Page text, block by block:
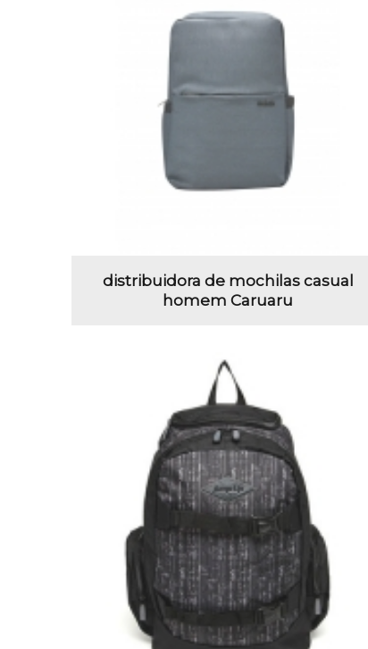
distribuidora de mochilas casual
homem Caruaru